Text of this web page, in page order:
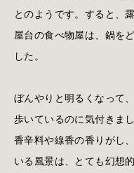
とのようです。すると、
屋台の食べ物屋は、鍋を
した。
ぼんやりと明るくなって
歩いているのに気付きま
香辛料や線香の香りがし
いる風景は、とても幻想